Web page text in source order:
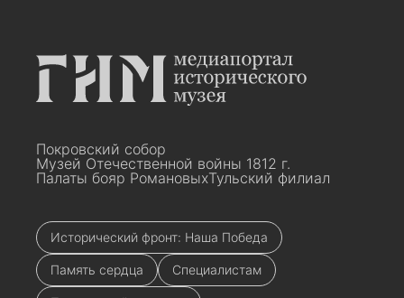
Покровский собор
Музей Отечественной войны 1812 г.
Палаты бояр РомановыхТульский филиал
Исторический фронт: Наша Победа
Память сердца Специалистам